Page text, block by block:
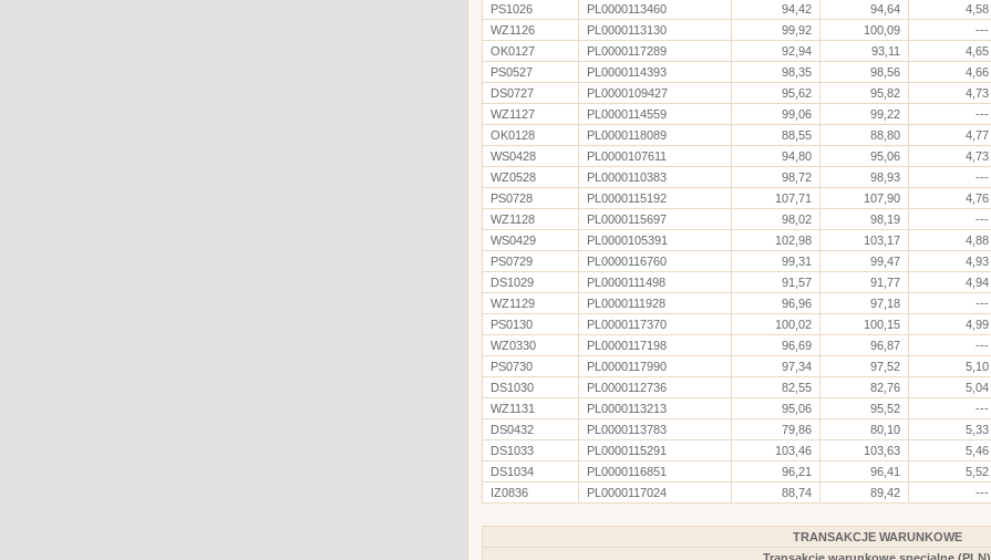
PS1026
PL0000113460 94,42 94,64 4,58
WZ1126
PL0000113130 99,92 100,09 ---
OK0127
PL0000117289 92,94 93,11 4,65
PS0527
PL0000114393 98,35 98,56 4,66
DS0727
PL0000109427 95,62 95,82 4,73
WZ1127
PL0000114559 99,06 99,22 ---
OK0128
PL0000118089 88,55 88,80 4,77
WS0428
PL0000107611 94,80 95,06 4,73
WZ0528
PL0000110383 98,72 98,93 ---
PS0728
PL0000115192 107,71 107,90 4,76
WZ1128
PL0000115697 98,02 98,19 ---
WS0429
PL0000105391 102,98 103,17 4,88
PS0729
PL0000116760 99,31 99,47 4,93
DS1029
PL0000111498 91,57 91,77 4,94
WZ1129
PL0000111928 96,96 97,18 ---
PS0130
PL0000117370 100,02 100,15 4,99
WZ0330
PL0000117198 96,69 96,87 ---
PS0730
PL0000117990 97,34 97,52 5,10
DS1030
PL0000112736 82,55 82,76 5,04
WZ1131
PL0000113213 95,06 95,52 ---
DS0432
PL0000113783 79,86 80,10 5,33
DS1033
PL0000115291 103,46 103,63 5,46
DS1034
PL0000116851 96,21 96,41 5,52
IZ0836
PL0000117024 88,74 89,42 ---
TRANSAKCJE WARUNKOWE